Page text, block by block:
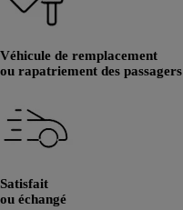
Véhicule de remplacement
ou rapatriement des passagers
Satisfait
ou échangé